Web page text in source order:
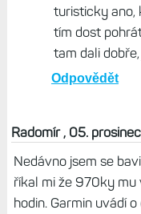
turisticky ano,
tím dost
tam dali
Odpovědět
Radomír , 05.
Nedávno jsem se
říkal mi že 970ky
hodin. Garmin uvádí